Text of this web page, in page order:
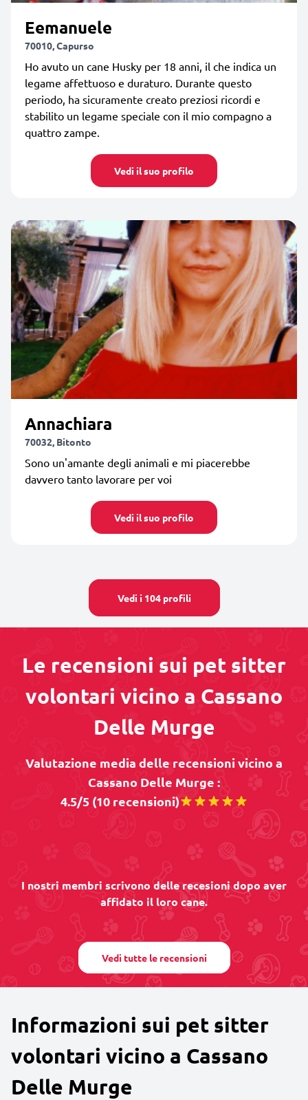
Eemanuele
70010, Capurso
Ho avuto un cane Husky per 18 anni, il che indica un
legame affettuoso e duraturo. Durante questo
periodo, ha sicuramente creato preziosi ricordi e
stabilito un legame speciale con il mio compagno a
quattro zampe.
Vedi il suo profilo
Annachiara
70032, Bitonto
Sono un'amante degli animali e mi piacerebbe
davvero tanto lavorare per voi
Vedi il suo profilo
Vedi i 104 profili
Le recensioni sui pet sitter
volontari vicino a Cassano
Delle Murge
Valutazione media delle recensioni vicino a
Cassano Delle Murge :
4.5/5 (10 recensioni)
I nostri membri scrivono delle recesioni dopo aver
affidato il loro cane.
Vedi tutte le recensioni
Informazioni sui pet sitter
volontari vicino a Cassano
Delle Murge